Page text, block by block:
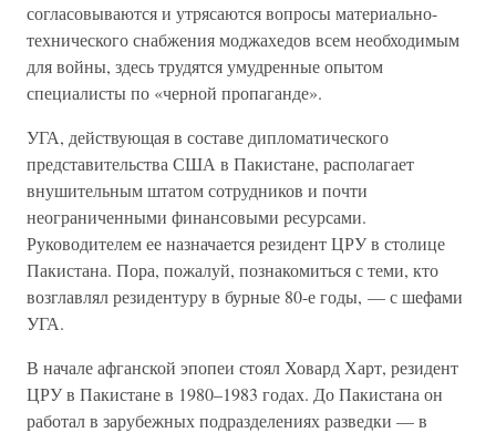
согласовываются и утрясаются вопросы материально-
технического снабжения моджахедов всем необходимым
для войны, здесь трудятся умудренные опытом
специалисты по «черной пропаганде».
УГА, действующая в составе дипломатического
представительства США в Пакистане, располагает
внушительным штатом сотрудников и почти
неограниченными финансовыми ресурсами.
Руководителем ее назначается резидент ЦРУ в столице
Пакистана. Пора, пожалуй, познакомиться с теми, кто
возглавлял резидентуру в бурные 80-е годы, — с шефами
УГА.
В начале афганской эпопеи стоял Ховард Харт, резидент
ЦРУ в Пакистане в 1980–1983 годах. До Пакистана он
работал в зарубежных подразделениях разведки — в